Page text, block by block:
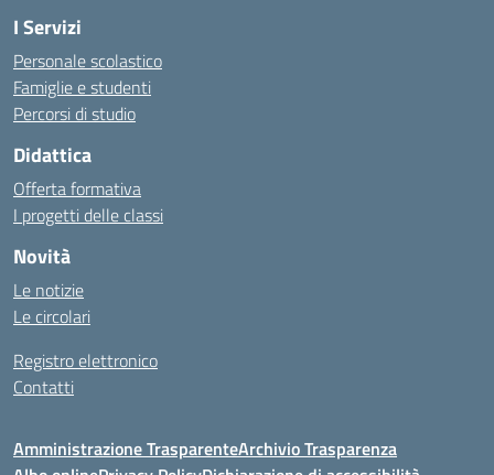
I Servizi
Personale scolastico
Famiglie e studenti
Percorsi di studio
Didattica
Offerta formativa
I progetti delle classi
Novità
Le notizie
Le circolari
Registro elettronico
Contatti
Amministrazione TrasparenteArchivio Trasparenza